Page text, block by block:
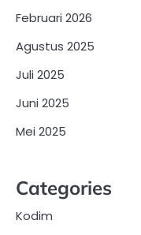
Februari 2026
Agustus 2025
Juli 2025
Juni 2025
Mei 2025
Categories
Kodim